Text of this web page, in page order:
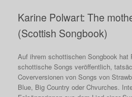
Karine Polwart: The
(Scottish Songbook)
Auf ihrem schottischen Songbook hat
schottische Songs veröffentlich,
Coverversionen von Songs von
Blue, Big Country oder Chvurches.